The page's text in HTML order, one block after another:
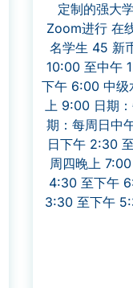
定制的强大
Zoom进行 在
名学生 45 新
10:00 至中午
下午 6:00 中级
上 9:00 日期
期：每周日中
日下午 2:30
周四晚上
4:30 至下午
3:30 至下午